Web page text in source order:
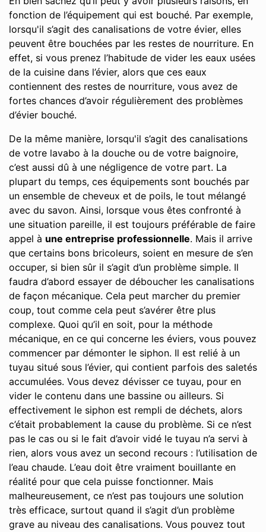
fonction de l’équipement qui est bouché. Par exemple,
lorsqu'il s’agit des canalisations de votre évier, elles
peuvent être bouchées par les restes de nourriture. En
effet, si vous prenez l’habitude de vider les eaux usées
de la cuisine dans l’évier, alors que ces eaux
contiennent des restes de nourriture, vous avez de
fortes chances d’avoir régulièrement des problèmes
d’évier bouché.
De la même manière, lorsqu'il s’agit des canalisations
de votre lavabo à la douche ou de votre baignoire,
c’est aussi dû à une négligence de votre part. La
plupart du temps, ces équipements sont bouchés par
un ensemble de cheveux et de poils, le tout mélangé
avec du savon. Ainsi, lorsque vous êtes confronté à
une situation pareille, il est toujours préférable de faire
appel à une entreprise professionnelle. Mais il arrive
que certains bons bricoleurs, soient en mesure de s’en
occuper, si bien sûr il s’agit d’un problème simple. Il
faudra d’abord essayer de déboucher les canalisations
de façon mécanique. Cela peut marcher du premier
coup, tout comme cela peut s’avérer être plus
complexe. Quoi qu’il en soit, pour la méthode
mécanique, en ce qui concerne les éviers, vous pouvez
commencer par démonter le siphon. Il est relié à un
tuyau situé sous l’évier, qui contient parfois des saletés
accumulées. Vous devez dévisser ce tuyau, pour en
vider le contenu dans une bassine ou ailleurs. Si
effectivement le siphon est rempli de déchets, alors
c’était probablement la cause du problème. Si ce n’est
pas le cas ou si le fait d’avoir vidé le tuyau n’a servi à
rien, alors vous avez un second recours : l’utilisation de
l’eau chaude. L’eau doit être vraiment bouillante en
réalité pour que cela puisse fonctionner. Mais
malheureusement, ce n’est pas toujours une solution
très efficace, surtout quand il s’agit d’un problème
grave au niveau des canalisations. Vous pouvez tout